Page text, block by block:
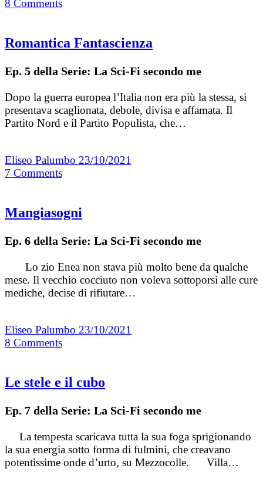
8 Comments
Romantica Fantascienza
Ep. 5 della Serie: La Sci-Fi secondo me
Dopo la guerra europea l’Italia non era più la stessa, si
presentava scaglionata, debole, divisa e affamata. Il
Partito Nord e il Partito Populista, che…
Eliseo Palumbo 23/10/2021
7 Comments
Mangiasogni
Ep. 6 della Serie: La Sci-Fi secondo me
Lo zio Enea non stava più molto bene da qualche
mese. Il vecchio cocciuto non voleva sottoporsi alle cure
mediche, decise di rifiutare…
Eliseo Palumbo 23/10/2021
8 Comments
Le stele e il cubo
Ep. 7 della Serie: La Sci-Fi secondo me
La tempesta scaricava tutta la sua foga sprigionando
la sua energia sotto forma di fulmini, che creavano
potentissime onde d’urto, su Mezzocolle. Villa…